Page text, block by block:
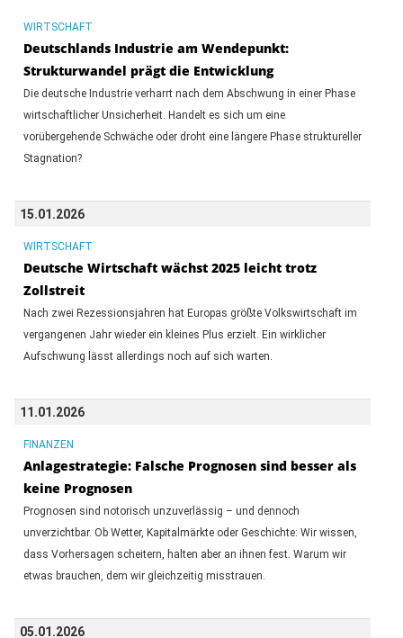
WIRTSCHAFT
Deutschlands Industrie am Wendepunkt:
Strukturwandel prägt die Entwicklung
Die deutsche Industrie verharrt nach dem Abschwung in einer Phase
wirtschaftlicher Unsicherheit. Handelt es sich um eine
vorübergehende Schwäche oder droht eine längere Phase struktureller
Stagnation?
15.01.2026
WIRTSCHAFT
Deutsche Wirtschaft wächst 2025 leicht trotz
Zollstreit
Nach zwei Rezessionsjahren hat Europas größte Volkswirtschaft im
vergangenen Jahr wieder ein kleines Plus erzielt. Ein wirklicher
Aufschwung lässt allerdings noch auf sich warten.
11.01.2026
FINANZEN
Anlagestrategie: Falsche Prognosen sind besser als
keine Prognosen
Prognosen sind notorisch unzuverlässig – und dennoch
unverzichtbar. Ob Wetter, Kapitalmärkte oder Geschichte: Wir wissen,
dass Vorhersagen scheitern, halten aber an ihnen fest. Warum wir
etwas brauchen, dem wir gleichzeitig misstrauen.
05.01.2026